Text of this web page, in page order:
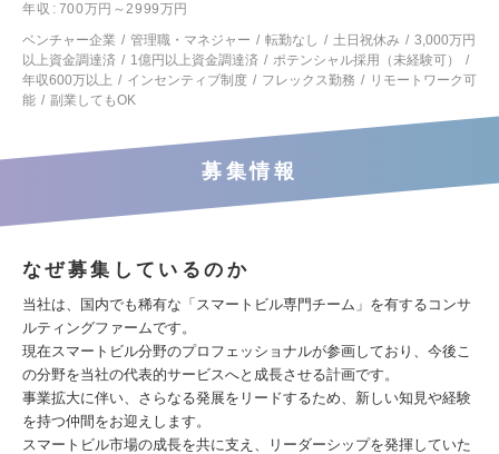
年収
700万円～2999万円
ベンチャー企業
管理職・マネジャー 転勤なし 土日祝休み
3,000万円
以上資金調達済
1億円以上資金調達済
ポテンシャル採用（未経験可）
年収600万以上
インセンティブ制度 フレックス勤務
リモートワーク可
能
副業してもOK
募集情報
なぜ募集しているのか
当社は、国内でも稀有な「スマートビル専門チーム」を有するコンサ
ルティングファームです。
現在スマートビル分野のプロフェッショナルが参画しており、今後こ
の分野を当社の代表的サービスへと成長させる計画です。
事業拡大に伴い、さらなる発展をリードするため、新しい知見や経験
を持つ仲間をお迎えします。
スマートビル市場の成長を共に支え、リーダーシップを発揮していた